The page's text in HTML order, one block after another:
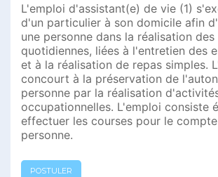
L'emploi d'assistant(e) de vie (1)
d'un particulier à son domicile afin
une personne dans la réalisation des
quotidiennes, liées à l'entretien des
et à la réalisation de repas simples.
concourt à la préservation de
personne par la réalisation
occupationnelles. L'emploi consiste
effectuer les courses pour le
personne.
POSTULER